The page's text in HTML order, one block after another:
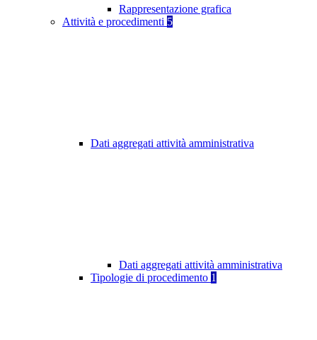
Rappresentazione grafica
Attività e procedimenti 5
Dati aggregati attività amministrativa
Dati aggregati attività amministrativa
Tipologie di procedimento 1